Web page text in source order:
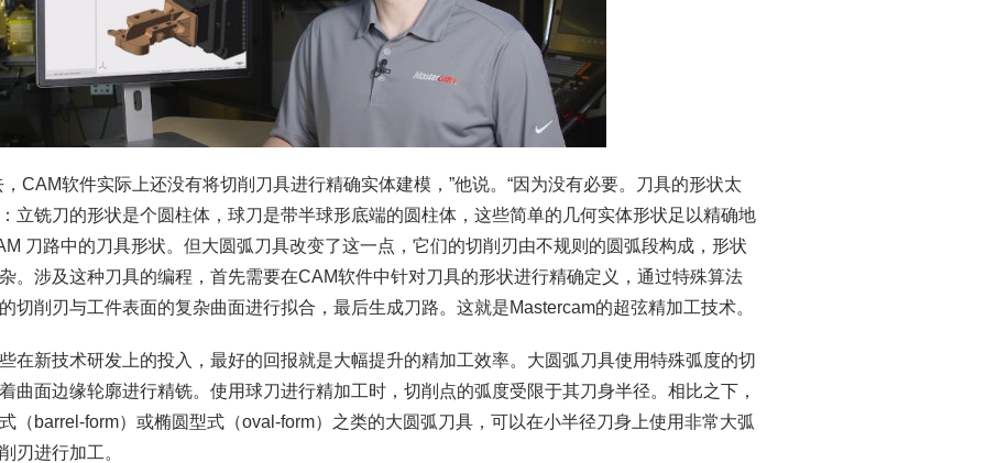
，CAM软件实际上还没有将切削刀具进行精确实体建模，”他说。“因为没有必要。刀具的形状太
立铣刀的形状是个圆柱体，球刀是带半球形底端的圆柱体，这些简单的几何实体形状足以精确地
刀路中的刀具形状。但大圆弧刀具改变了这一点，它们的切削刃由不规则的圆弧段构成，形状
。涉及这种刀具的编程，首先需要在CAM软件中针对刀具的形状进行精确定义，通过特殊算法
切削刃与工件表面的复杂曲面进行拟合，最后生成刀路。这就是Mastercam的超弦精加工技术。
在新技术研发上的投入，最好的回报就是大幅提升的精加工效率。大圆弧刀具使用特殊弧度的切
曲面边缘轮廓进行精铣。使用球刀进行精加工时，切削点的弧度受限于其刀身半径。相比之下，
（barrel-form）或椭圆型式（oval-form）之类的大圆弧刀具，可以在小半径刀身上使用非常大弧
刃进行加工。